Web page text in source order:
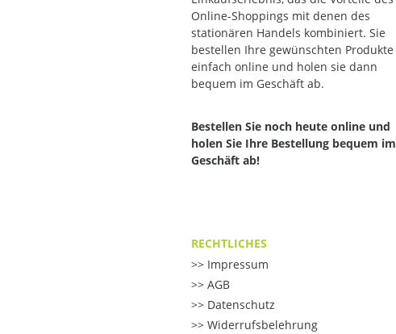
Online-Shoppings mit denen des
stationären Handels kombiniert. Sie
bestellen Ihre gewünschten Produkte
einfach online und holen sie dann
bequem im Geschäft ab.
Bestellen Sie noch heute online und
holen Sie Ihre Bestellung bequem im
Geschäft ab!
RECHTLICHES
Impressum
AGB
Datenschutz
Widerrufsbelehrung